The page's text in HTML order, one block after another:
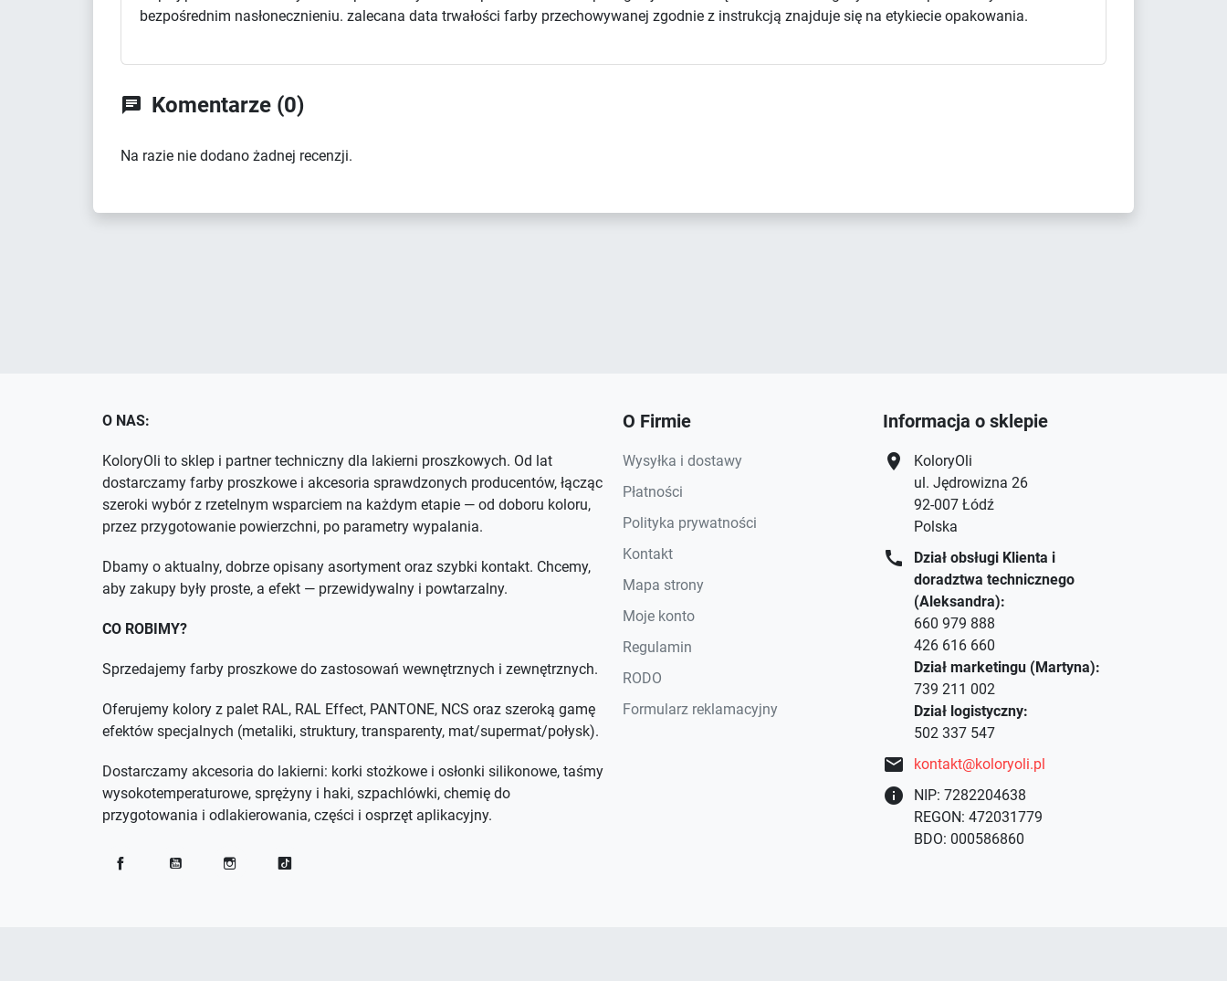
bezpośrednim nasłonecznieniu. zalecana data trwałości farby przechowywanej zgodnie z instrukcją znajduje się na etykiecie opakowania.
 Komentarze (0)
Na razie nie dodano żadnej recenzji.
O NAS:
KoloryOli to sklep i partner techniczny dla lakierni proszkowych. Od lat
dostarczamy farby proszkowe i akcesoria sprawdzonych producentów, łącząc
szeroki wybór z rzetelnym wsparciem na każdym etapie — od doboru koloru,
przez przygotowanie powierzchni, po parametry wypalania.
Dbamy o aktualny, dobrze opisany asortyment oraz szybki kontakt. Chcemy,
aby zakupy były proste, a efekt — przewidywalny i powtarzalny.
CO ROBIMY?
Sprzedajemy farby proszkowe do zastosowań wewnętrznych i zewnętrznych.
Oferujemy kolory z palet RAL, RAL Effect, PANTONE, NCS oraz szeroką gamę
efektów specjalnych (metaliki, struktury, transparenty, mat/supermat/połysk).
Dostarczamy akcesoria do lakierni: korki stożkowe i osłonki silikonowe, taśmy
wysokotemperaturowe, sprężyny i haki, szpachlówki, chemię do
przygotowania i odlakierowania, części i osprzęt aplikacyjny.
O Firmie
Wysyłka i dostawy
Płatności
Polityka prywatności
Kontakt
Mapa strony
Moje konto
Regulamin
RODO
Formularz reklamacyjny
Informacja o sklepie
location_on
KoloryOli
ul. Jędrowizna 26
92-007 Łódź
Polska
call
Dział obsługi Klienta i
doradztwa technicznego
(Aleksandra):
660 979 888
426 616 660
Dział marketingu (Martyna):
739 211 002
Dział logistyczny:
502 337 547
mail kontakt@koloryoli.pl
info
NIP: 7282204638
REGON: 472031779
BDO: 000586860